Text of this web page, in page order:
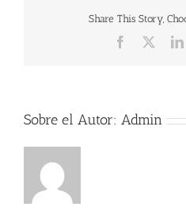
Share This Story,
Facebook
Sobre el Autor: Admin